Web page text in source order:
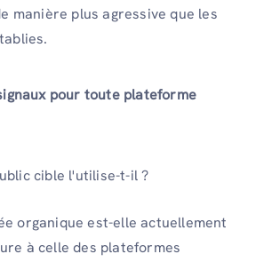
manière plus agressive que les
pour toute plateforme
cible l'utilise-t-il ?
organique est-elle actuellement
à celle des plateformes